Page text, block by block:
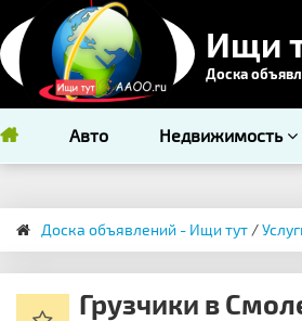
Ищи
Доска
Авто Недвижимость
Доска объявлений - Ищи тут /
Грузчики в